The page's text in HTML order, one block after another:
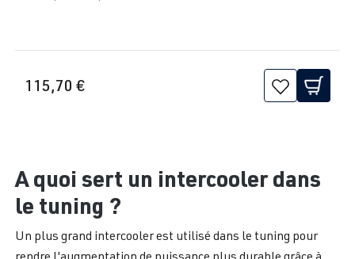
115,70 €
A quoi sert un intercooler dans
le tuning ?
Un plus grand intercooler est utilisé dans le tuning pour